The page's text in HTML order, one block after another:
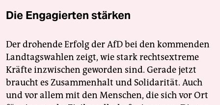
Die Engagierten stärken
Der drohende Erfolg der AfD bei den kommenden
Landtagswahlen zeigt, wie stark rechtsextreme
Kräfte inzwischen geworden sind. Gerade jetzt
braucht es Zusammenhalt und Solidarität. Auch
und vor allem mit den Menschen, die sich vor Ort